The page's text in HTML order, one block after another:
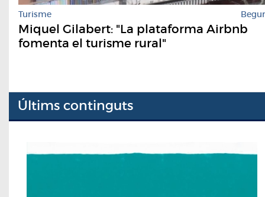
Turisme Begur
Miquel Gilabert: "La plataforma Airbnb
fomenta el turisme rural"
Últims continguts